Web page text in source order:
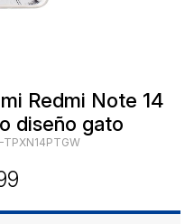
Redmi Note 14
diseño gato
TPXN14PTGW